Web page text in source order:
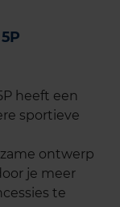
heeft een
sportieve
ontwerp
je meer
te